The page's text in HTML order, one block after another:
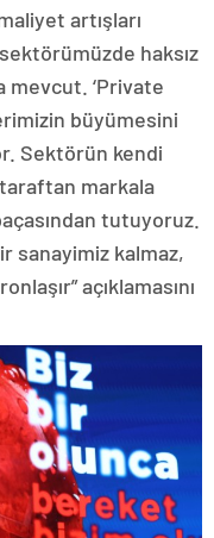
artışları
haksız
mevcut. ‘Private
büyümesini
Sektörün kendi
markala
tutuyoruz.
sanayimiz kalmaz,
açıklamasını